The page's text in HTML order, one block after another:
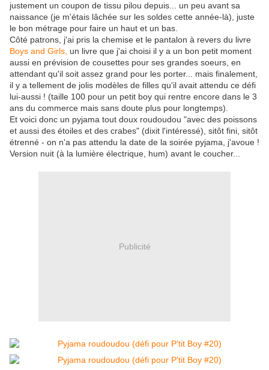
justement un coupon de tissu pilou depuis... un peu avant sa
naissance (je m'étais lâchée sur les soldes cette année-là), juste
le bon métrage pour faire un haut et un bas.
Côté patrons, j'ai pris la chemise et le pantalon à revers du livre
Boys and Girls, un livre que j'ai choisi il y a un bon petit moment
aussi en prévision de cousettes pour ses grandes soeurs, en
attendant qu'il soit assez grand pour les porter... mais finalement,
il y a tellement de jolis modèles de filles qu'il avait attendu ce défi
lui-aussi ! (taille 100 pour un petit boy qui rentre encore dans le 3
ans du commerce mais sans doute plus pour longtemps).
Et voici donc un pyjama tout doux roudoudou "avec des poissons
et aussi des étoiles et des crabes" (dixit l'intéressé), sitôt fini, sitôt
étrenné - on n'a pas attendu la date de la soirée pyjama, j'avoue !
Version nuit (à la lumière électrique, hum) avant le coucher...
Publicité